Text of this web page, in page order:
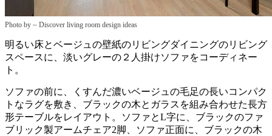
Photo by – Discover living room design ideas
明るい床とベージュの壁紙のリビングダイニングのリビング
スペースに、淡いグレーの２人掛けソファをコーディネー
ト。
ソファの前に、くすんだ濃いベージュの毛足の長いコンパク
トなラグを敷き、ブラックの木とガラスを組み合わせた長方
形テーブルをレイアウト。ソファとL字に、ブラックのファ
ブリック製アームチェア2脚、ソファ正面に、ブラックの木